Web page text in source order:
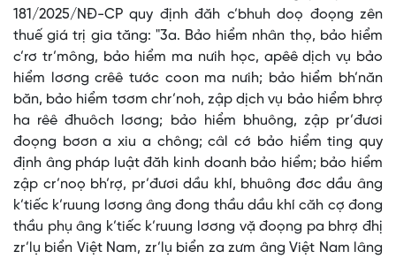
181/2025/NĐ-CP quy định đăh c’bhuh doọ đoọng zên
thuế giá trị gia tăng: "3a. Bảo hiểm nhân thọ, bảo hiểm
c’rơ tr’mông, bảo hiểm ma nưih học, apêê dịch vụ bảo
hiểm lơơng crêê tước coon ma nưih; bảo hiểm bh’năn
băn, bảo hiểm tơơm chr’noh, zập dịch vụ bảo hiểm bhrợ
ha rêê đhuôch lơơng; bảo hiểm bhuông, zập pr’đươi
đoọng bơơn a xiu a chông; câl cớ bảo hiểm ting quy
định âng pháp luật đăh kinh doanh bảo hiểm; bảo hiểm
zập cr’noọ bh’rợ, pr’đươi dầu khí, bhuông đơc dầu âng
k’tiếc k’ruung lơơng âng đong thầu dầu khí căh cợ đong
thầu phụ âng k’tiếc k’ruung lơơng vặ đoọng pa bhrợ đhị
zr’lụ biển Việt Nam, zr’lụ biển za zưm âng Việt Nam lâng